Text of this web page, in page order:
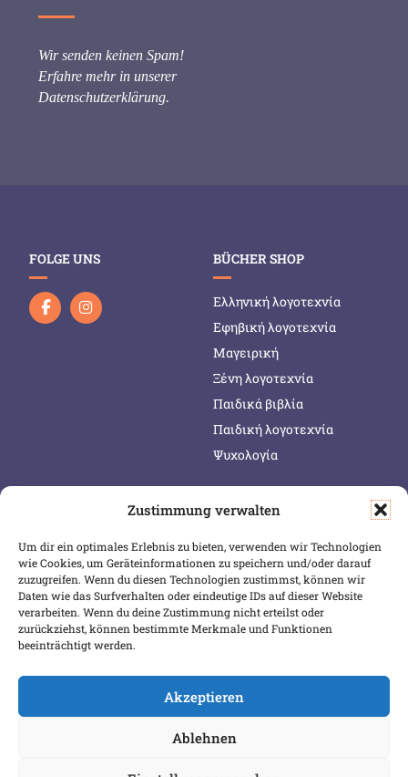
Zustimmung verwalten
Um dir ein optimales Erlebnis zu bieten, verwenden wir Technologien
wie Cookies, um Geräteinformationen zu speichern und/oder darauf
zuzugreifen. Wenn du diesen Technologien zustimmst, können wir
Daten wie das Surfverhalten oder eindeutige IDs auf dieser Website
verarbeiten. Wenn du deine Zustimmung nicht erteilst oder
zurückziehst, können bestimmte Merkmale und Funktionen
beeinträchtigt werden.
Akzeptieren
Ablehnen
Wir senden keinen Spam!
Erfahre mehr in unserer
Datenschutzerklärung.
FOLGE UNS BÜCHER SHOP
Ελληνική λογοτεχνία
Εφηβική λογοτεχνία
Μαγειρική
Ξένη λογοτεχνία
Παιδικά βιβλία
Παιδική λογοτεχνία
Ψυχολογία
SERVICE & INFOS
Warenkorb
Wunschliste
Mein Konto
Versand & Lieferung
Zahlungsweisen
SICHER BEZAHLEN